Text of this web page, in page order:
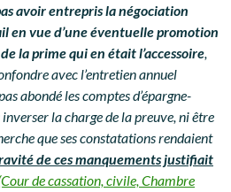
avoir entrepris la négociation
en vue d’une éventuelle promotion
la prime qui en était l’accessoire,
avec l’entretien annuel
abondé les comptes d’épargne-
la charge de la preuve, ni être
que ses constatations rendaient
de ces manquements justifiait
de cassation, civile, Chambre